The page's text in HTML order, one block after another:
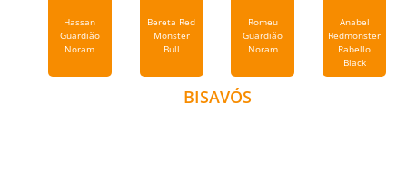
Hassan
Guardião
Noram
Bereta Red
Monster
Bull
Romeu
Guardião
Noram
Anabel
Redmonster
Rabello
Black
BISAVÓS